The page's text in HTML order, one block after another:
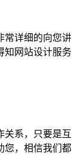
常详细的向您讲
知网站设计服务
关系，只要是互
您，相信我们都